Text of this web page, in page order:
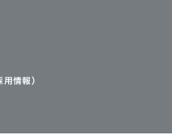
用情報）